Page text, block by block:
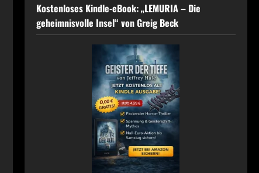
Kostenloses Kindle-eBook: „LEMURIA – Die
geheimnisvolle Insel“ von Greig Beck